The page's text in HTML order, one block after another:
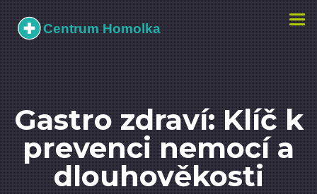
Gastro zdraví: Klíč k
prevenci nemocí a
dlouhověkosti